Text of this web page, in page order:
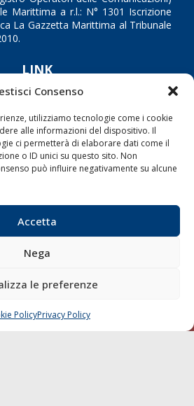
Consenso
utilizziamo tecnologie come i cookie
alle informazioni del dispositivo. Il
ci permetterà di elaborare dati come il
o ID unici su questo sito. Non
può influire negativamente su alcune
Accetta
Nega
le preferenze
PolicyPrivacy Policy
Marittima a r.l.: N° 1301 Iscrizione
La Gazzetta Marittima al Tribunale
LINK
Interporti
Trasporti
Varie
di Navigazione
Blue economy
Diporto
Contatti
SCRIVI